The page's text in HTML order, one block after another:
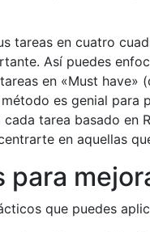
tareas en cuatro
Así puedes
en «Must have»
método es genial
cada tarea basado en
en aquellas
para
que puedes